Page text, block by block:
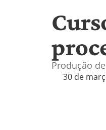
Produção
30 de